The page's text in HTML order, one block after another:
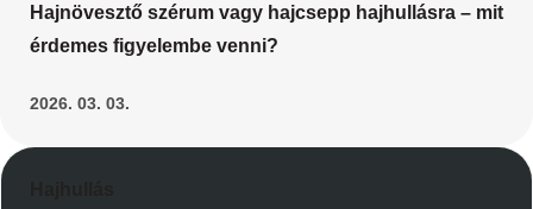
Hajnövesztő szérum vagy hajcsepp hajhullásra – mit
érdemes figyelembe venni?
2026. 03. 03.